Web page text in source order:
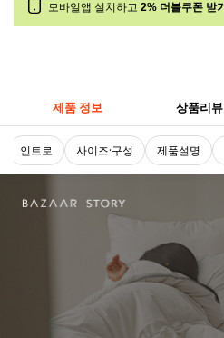
모바일앱 설치하고 2% 더블쿠폰 받기
제품 정보 상품리뷰
인트로 사이즈·구성 제품설명